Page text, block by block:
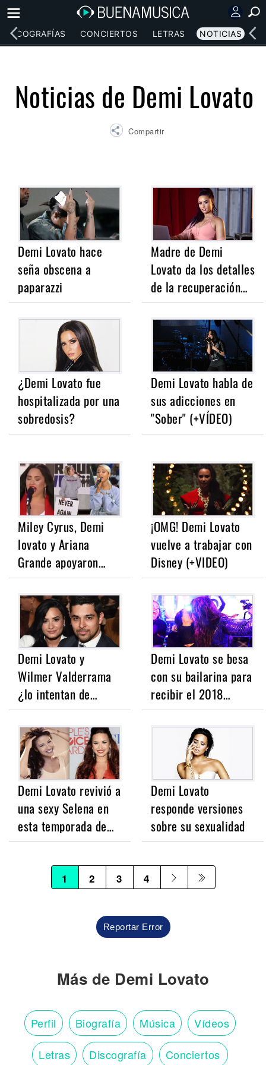
DISCOGRAFÍAS CONCIERTOS LETRAS NOTICIAS
Noticias de Demi Lovato
Compartir
Demi Lovato hace
seña obscena a
paparazzi
Madre de Demi
Lovato da los detalles
de la recuperación…
¿Demi Lovato fue
hospitalizada por una
sobredosis?
Demi Lovato habla de
sus adicciones en
"Sober" (+VÍDEO)
Miley Cyrus, Demi
lovato y Ariana
Grande apoyaron…
¡OMG! Demi Lovato
vuelve a trabajar con
Disney (+VIDEO)
Demi Lovato y
Wilmer Valderrama
¿lo intentan de…
Demi Lovato se besa
con su bailarina para
recibir el 2018…
Demi Lovato revivió a
una sexy Selena en
esta temporada de…
Demi Lovato
responde versiones
sobre su sexualidad
1 2 3 4
Reportar Error
Más de Demi Lovato
Perfil Biografía Música Vídeos
Letras Discografía Conciertos